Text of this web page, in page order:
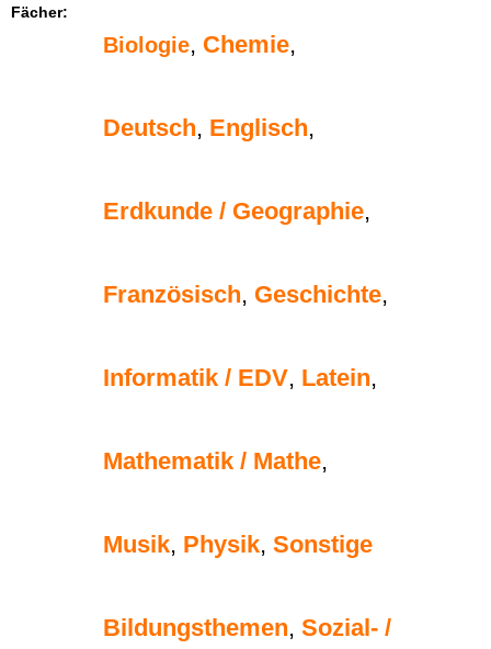
Fächer:
Biologie, Chemie,
Deutsch, Englisch,
Erdkunde / Geographie,
Französisch, Geschichte,
Informatik / EDV, Latein,
Mathematik / Mathe,
Musik, Physik, Sonstige
Bildungsthemen, Sozial- /